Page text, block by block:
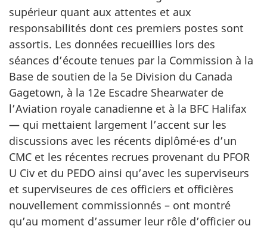
supérieur quant aux attentes et aux
responsabilités dont ces premiers postes sont
assortis. Les données recueillies lors des
séances d’écoute tenues par la Commission à la
Base de soutien de la 5e Division du Canada
Gagetown, à la 12e Escadre Shearwater de
l’Aviation royale canadienne et à la BFC Halifax
— qui mettaient largement l’accent sur les
discussions avec les récents diplômé·es d’un
CMC et les récentes recrues provenant du PFOR
U Civ et du PEDO ainsi qu’avec les superviseurs
et superviseures de ces officiers et officières
nouvellement commissionnés – ont montré
qu’au moment d’assumer leur rôle d’officier ou